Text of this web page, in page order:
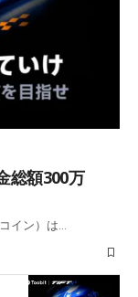
総額300万
イン）は…